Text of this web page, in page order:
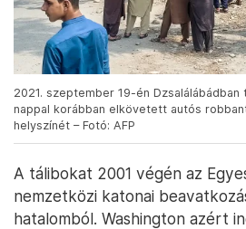
2021. szeptember 19-én
nappal korábban elkövetett autós
helyszínét – Fotó: AFP
A tálibokat 2001 végén az
nemzetközi katonai
hatalomból. Washington azért